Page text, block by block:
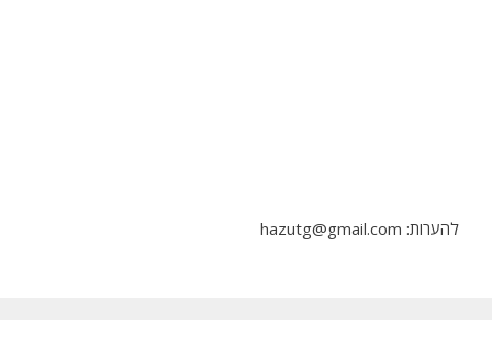
להערות: hazutg@gmail.com